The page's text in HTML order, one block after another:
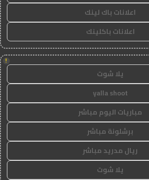
اعلانات باك لينك
اعلانات باكلينك
!
يلا شوت
yalla shoot
مباريات اليوم مباشر
برشلونة مباشر
ريال مدريد مباشر
يلا شوت